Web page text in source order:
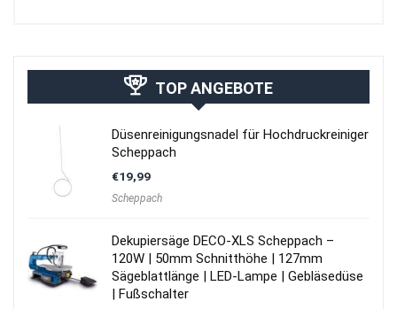
TOP ANGEBOTE
Düsenreinigungsnadel für Hochdruckreiniger
Scheppach
€19,99
Scheppach
Dekupiersäge DECO-XLS Scheppach –
120W | 50mm Schnitthöhe | 127mm
Sägeblattlänge | LED-Lampe | Gebläsedüse
| Fußschalter